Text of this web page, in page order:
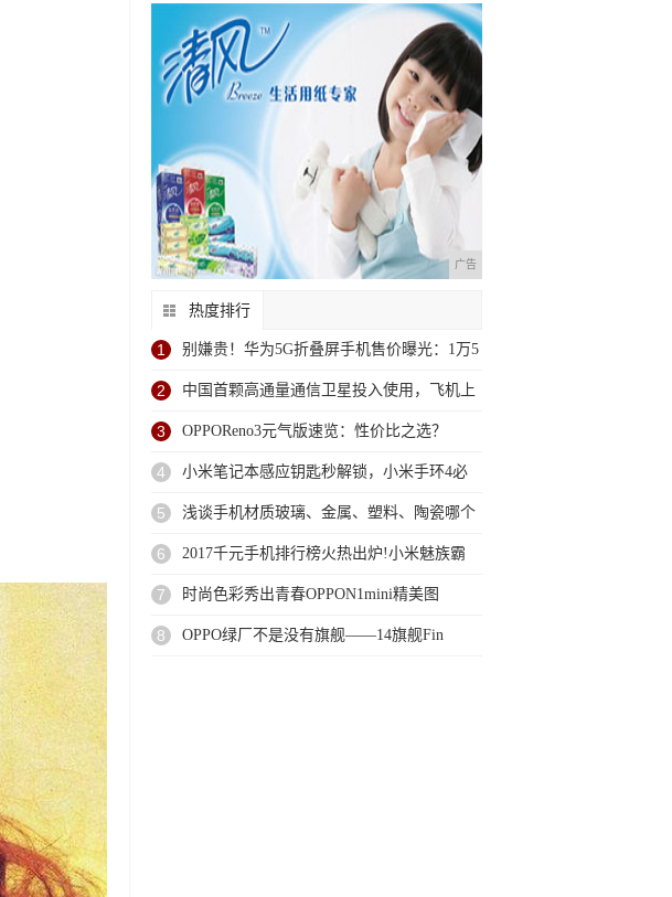
广告
热度排行
1 别嫌贵！华为5G折叠屏手机售价曝光：1万5
2 中国首颗高通量通信卫星投入使用，飞机上
玩手
3 OPPOReno3元气版速览：性价比之选？
4 小米笔记本感应钥匙秒解锁，小米手环4必
备新
5 浅谈手机材质玻璃、金属、塑料、陶瓷哪个
好
6 2017千元手机排行榜火热出炉!小米魅族霸
7 时尚色彩秀出青春OPPON1mini精美图
8 OPPO绿厂不是没有旗舰——14旗舰Fin